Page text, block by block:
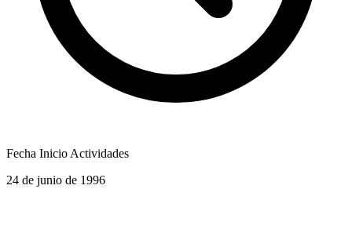
Fecha Inicio Actividades
24 de junio de 1996